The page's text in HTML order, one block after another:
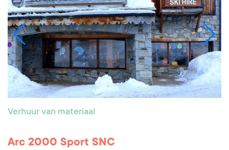
Verhuur van materiaal
Arc 2000 Sport SNC